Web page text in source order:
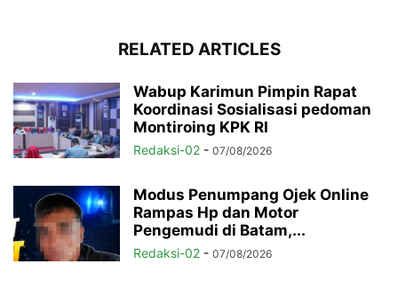
RELATED ARTICLES
Wabup Karimun Pimpin Rapat
Koordinasi Sosialisasi pedoman
Montiroing KPK RI
Redaksi-02 - 07/08/2026
Modus Penumpang Ojek Online
Rampas Hp dan Motor
Pengemudi di Batam,...
Redaksi-02 - 07/08/2026